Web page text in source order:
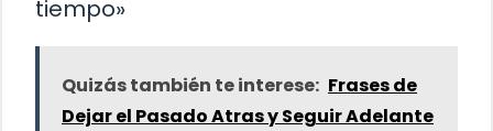
tiempo»
Quizás también te interese: Frases de
Dejar el Pasado Atras y Seguir Adelante